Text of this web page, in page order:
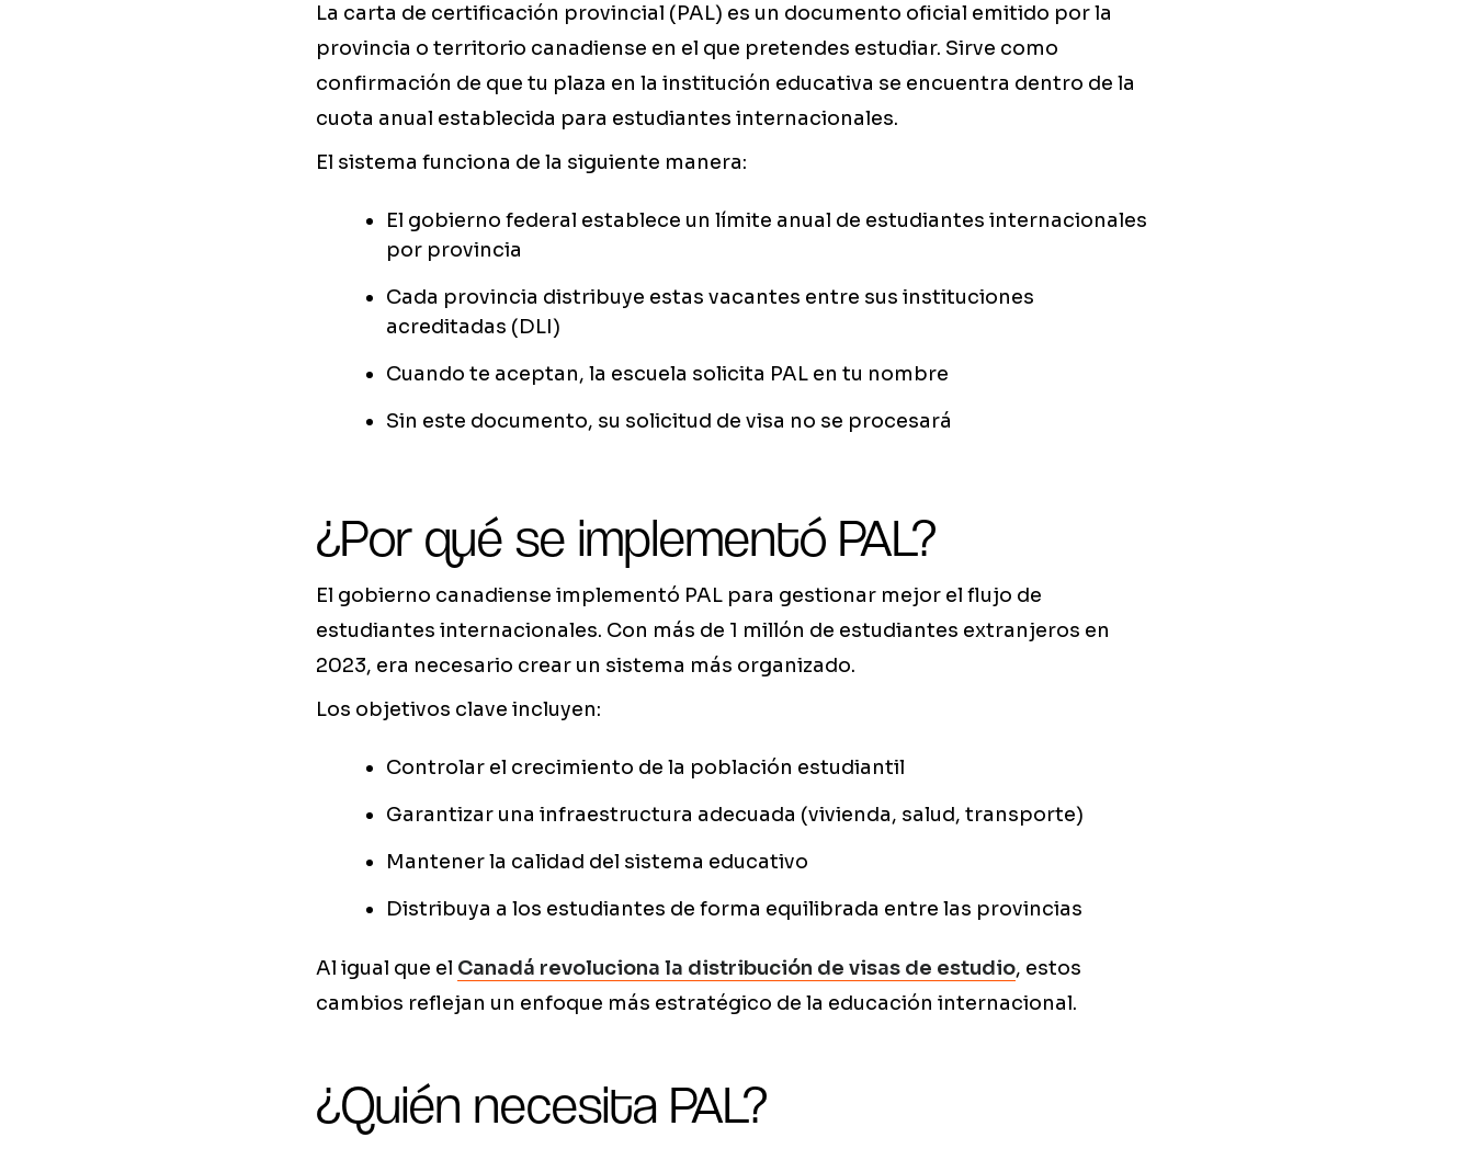
La carta de certificación provincial (PAL) es un documento oficial emitido por la
provincia o territorio canadiense en el que pretendes estudiar. Sirve como
confirmación de que tu plaza en la institución educativa se encuentra dentro de la
cuota anual establecida para estudiantes internacionales.
El sistema funciona de la siguiente manera:
El gobierno federal establece un límite anual de estudiantes internacionales
por provincia
Cada provincia distribuye estas vacantes entre sus instituciones
acreditadas (DLI)
Cuando te aceptan, la escuela solicita PAL en tu nombre
Sin este documento, su solicitud de visa no se procesará
¿Por qué se implementó PAL?
El gobierno canadiense implementó PAL para gestionar mejor el flujo de
estudiantes internacionales. Con más de 1 millón de estudiantes extranjeros en
2023, era necesario crear un sistema más organizado.
Los objetivos clave incluyen:
Controlar el crecimiento de la población estudiantil
Garantizar una infraestructura adecuada (vivienda, salud, transporte)
Mantener la calidad del sistema educativo
Distribuya a los estudiantes de forma equilibrada entre las provincias
Al igual que el Canadá revoluciona la distribución de visas de estudio, estos
cambios reflejan un enfoque más estratégico de la educación internacional.
¿Quién necesita PAL?